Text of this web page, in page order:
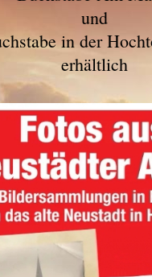
und
in der
erhältlich